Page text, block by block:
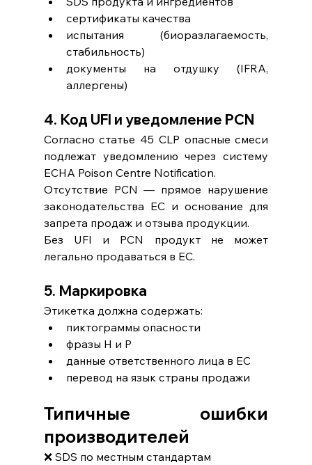
сертификаты качества
испытания (биоразлагаемость,
стабильность)
документы на отдушку (IFRA,
аллергены)
4. Код UFI и уведомление PCN
Согласно статье 45 CLP опасные смеси
подлежат уведомлению через систему
ECHA Poison Centre Notification.
Отсутствие PCN — прямое нарушение
законодательства ЕС и основание для
запрета продаж и отзыва продукции.
Без UFI и PCN продукт не может
легально продаваться в ЕС.
5. Маркировка
Этикетка должна содержать:
пиктограммы опасности
фразы H и P
данные ответственного лица в ЕС
перевод на язык страны продажи
Типичные ошибки
производителей
❌ SDS по местным стандартам